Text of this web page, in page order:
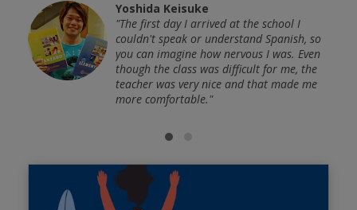
Yoshida Keisuke
"The first day I arrived at the school I
couldn't speak or understand Spanish, so
you can imagine how nervous I was. Even
though the class was difficult for me, the
teacher was very nice and that made me
more comfortable."